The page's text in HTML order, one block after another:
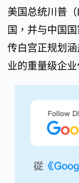
美国总统川普
国，并与中国
传白宫正规划
业的重量级企